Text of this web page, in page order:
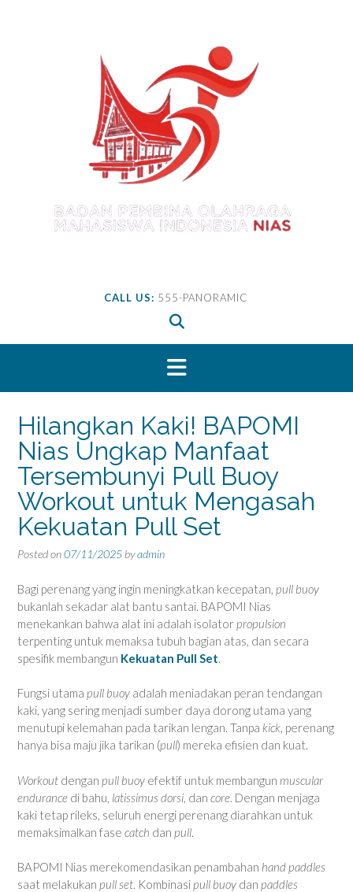
CALL US: 555-PANORAMIC
Hilangkan Kaki! BAPOMI
Nias Ungkap Manfaat
Tersembunyi Pull Buoy
Workout untuk Mengasah
Kekuatan Pull Set
Posted on07/11/2025 byadmin
Bagi perenang yang ingin meningkatkan kecepatan, pull buoy
bukanlah sekadar alat bantu santai. BAPOMI Nias
menekankan bahwa alat ini adalah isolator propulsion
terpenting untuk memaksa tubuh bagian atas, dan secara
spesifik membangun Kekuatan Pull Set
Fungsi utama pull buoy adalah meniadakan peran tendangan
kaki, yang sering menjadi sumber daya dorong utama yang
menutupi kelemahan pada tarikan lengan. Tanpa kick, perenang
hanya bisa maju jika tarikan (pull) mereka efisien dan kuat.
Workout dengan pull buoy efektif untuk membangun muscular
endurance di bahu, latissimus dorsi , dan core . Dengan menjaga
kaki tetap rileks, seluruh energi perenang diarahkan untuk
memaksimalkan fase catch dan pull
BAPOMI Nias merekomendasikan penambahan hand paddles
saat melakukan pull set. Kombinasi pull buoy dan paddles